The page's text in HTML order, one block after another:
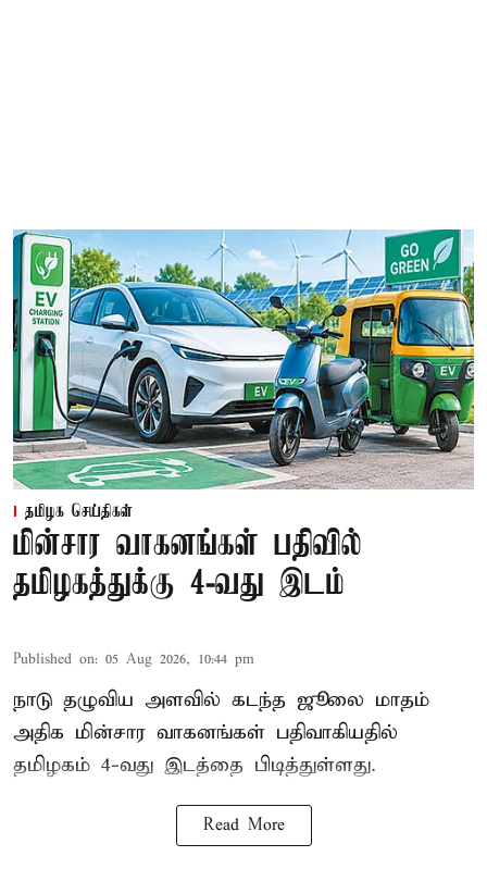
தமிழக செய்திகள்
மின்சார வாகனங்கள் பதிவில்
தமிழகத்துக்கு 4-வது இடம்
Published on: 05 Aug 2026, 10:44 pm
நாடு தழுவிய அளவில் கடந்த ஜூலை மாதம்
அதிக மின்சார வாகனங்கள் பதிவாகியதில்
தமிழகம் 4-வது இடத்தை பிடித்துள்ளது.
Read More